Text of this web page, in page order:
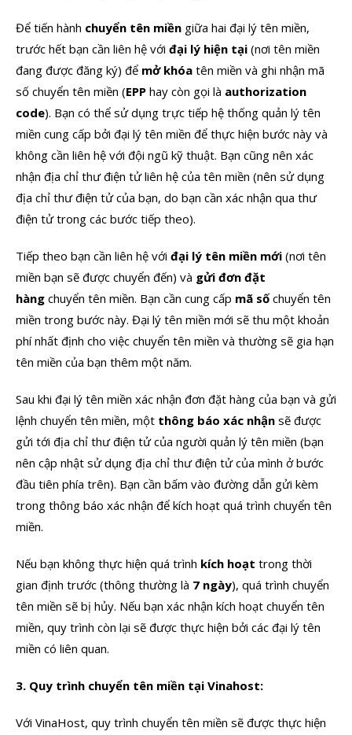
Để tiến hành chuyển tên miền giữa hai đại lý tên miền,
trước hết bạn cần liên hệ với đại lý hiện tại (nơi tên miền
đang được đăng ký) để mở khóa tên miền và ghi nhận mã
số chuyển tên miền (EPP hay còn gọi là authorization
code). Bạn có thể sử dụng trực tiếp hệ thống quản lý tên
miền cung cấp bởi đại lý tên miền để thực hiện bước này và
không cần liên hệ với đội ngũ kỹ thuật. Bạn cũng nên xác
nhận địa chỉ thư điện tử liên hệ của tên miền (nên sử dụng
địa chỉ thư điện tử của bạn, do bạn cần xác nhận qua thư
điện tử trong các bước tiếp theo).
Tiếp theo bạn cần liên hệ với đại lý tên miền mới (nơi tên
miền bạn sẽ được chuyển đến) và gửi đơn đặt
hàng chuyển tên miền. Bạn cần cung cấp mã sốchuyển tên
miền trong bước này. Đại lý tên miền mới sẽ thu một khoản
phí nhất định cho việc chuyển tên miền và thường sẽ gia hạn
tên miền của bạn thêm một năm.
Sau khi đại lý tên miền xác nhận đơn đặt hàng của bạn và gửi
lệnh chuyển tên miền, một thông báo xác nhận sẽ được
gửi tới địa chỉ thư điện tử của người quản lý tên miền (bạn
nên cập nhật sử dụng địa chỉ thư điện tử của mình ở bước
đầu tiên phía trên). Bạn cần bấm vào đường dẫn gửi kèm
trong thông báo xác nhận để kích hoạt quá trình chuyển tên
miền.
Nếu bạn không thực hiện quá trình kích hoạt trong thời
gian định trước (thông thường là 7 ngày), quá trình chuyển
tên miền sẽ bị hủy. Nếu bạn xác nhận kích hoạt chuyển tên
miền, quy trình còn lại sẽ được thực hiện bởi các đại lý tên
miền có liên quan.
3. Quy trình chuyển tên miền tại Vinahost:
Với VinaHost, quy trình chuyển tên miền sẽ được thực hiện